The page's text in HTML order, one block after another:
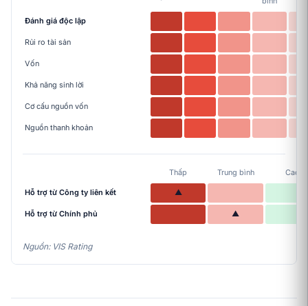
Đánh giá độc lập
Rủi ro tài sản
Vốn
Khả năng sinh lời
Cơ cấu nguồn vốn
Nguồn thanh khoản
Thấp Trung bình Cao
Hỗ trợ từ Công ty liên kết ▲
Hỗ trợ từ Chính phủ ▲
Nguồn: VIS Rating